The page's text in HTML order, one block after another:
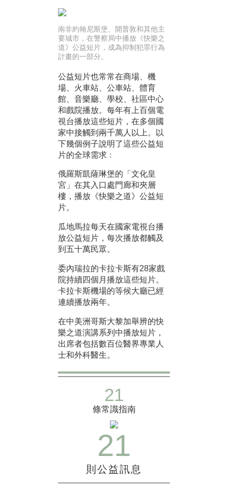
南非約翰尼斯堡、開普敦和其他主
要城市，在警察局中播放《快樂之
道》公益短片，成為抑制犯罪行為
計畫的一部分。
公益短片也常常在商場、機
場、火車站、公車站、體育
館、音樂廳、學校、社區中心
和戲院播放。每年有上百個電
視台播放這些短片，在多個國
家中接觸到兩千萬人以上。以
下幾個例子說明了這些公益短
片的全球需求﹕
俄羅斯凱薩琳堡的「文化皇
宮」在其入口處門廊和夾層
樓，播放《快樂之道》公益短
片。
瓜地馬拉每天在國家電視台播
放公益短片，每次播放都觸及
到五十萬民眾。
委內瑞拉的卡拉卡斯有28家戲
院持續四個月播放這些短片。
卡拉卡斯機場的等候大廳已經
連續播放兩年。
在中美洲哥斯大黎加舉辨的快
樂之道演講系列中播放短片，
出席者包括數百位醫界專業人
士和外科醫生。
21
條常識指南
21
則公益訊息